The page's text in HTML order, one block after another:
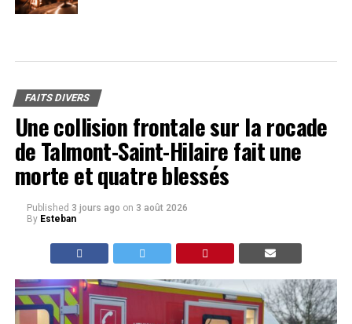
FAITS DIVERS
Une collision frontale sur la rocade
de Talmont-Saint-Hilaire fait une
morte et quatre blessés
Published 3 jours ago on 3 août 2026
By Esteban